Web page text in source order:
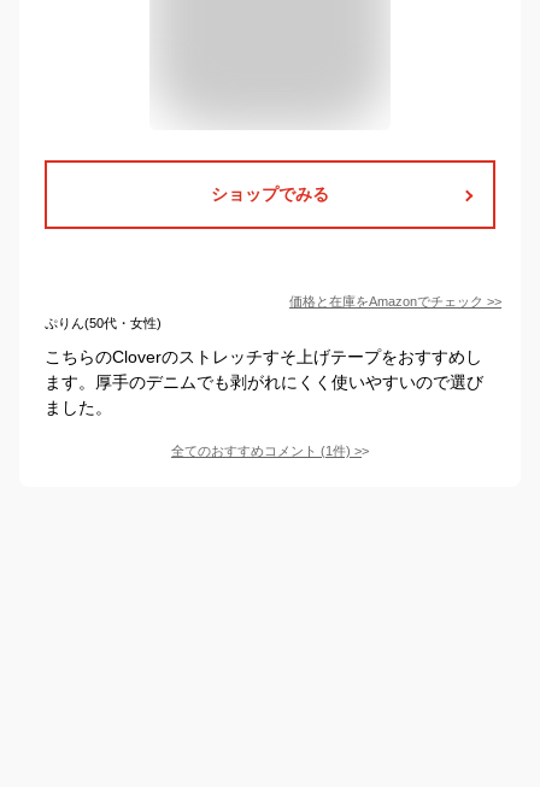
ショップでみる
価格と在庫をAmazonでチェック >>
ぷりん(50代・女性)
こちらのCloverのストレッチすそ上げテープをおすすめし
ます。厚手のデニムでも剥がれにくく使いやすいので選び
ました。
全てのおすすめコメント (1件) >